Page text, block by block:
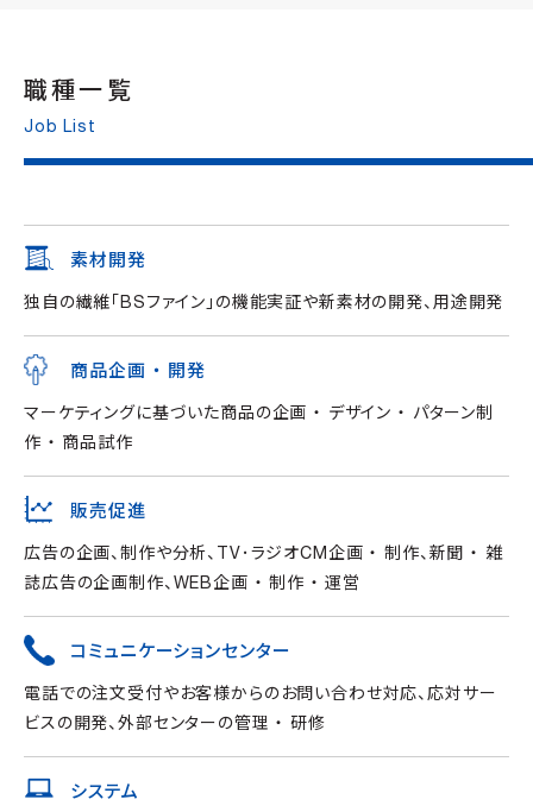
職種一覧
Job List
素材開発
独自の繊維「BSファイン」の機能実証や新素材の開発、用途開発
商品企画 ・ 開発
マーケティングに基づいた商品の企画 ・ デザイン ・ パターン制
作 ・ 商品試作
販売促進
広告の企画、制作や分析、TV･ラジオCM企画 ・ 制作、新聞 ・ 雑
誌広告の企画制作、WEB企画 ・ 制作 ・ 運営
コミュニケーションセンター
電話での注文受付やお客様からのお問い合わせ対応、応対サー
ビスの開発、外部センターの管理 ・ 研修
システム